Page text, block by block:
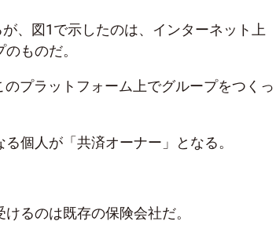
、図1で示したのは、インターネット上
ものだ。
プラットフォーム上でグループをつくっ
個人が「共済オーナー」となる。
るのは既存の保険会社だ。